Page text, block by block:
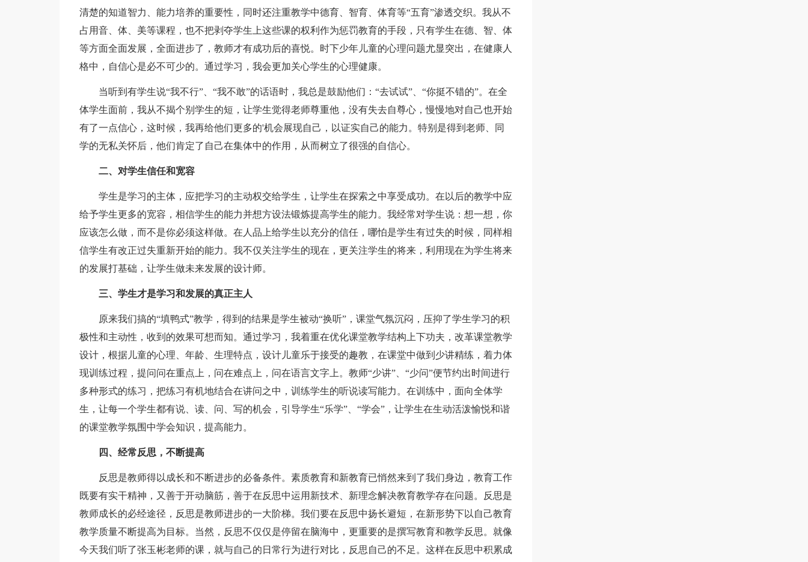
清楚的知道智力、能力培养的重要性，同时还注重教学中德育、智育、体育等“五育”渗透交织。我从不
占用音、体、美等课程，也不把剥夺学生上这些课的权利作为惩罚教育的手段，只有学生在德、智、体
等方面全面发展，全面进步了，教师才有成功后的喜悦。时下少年儿童的心理问题尤显突出，在健康人
格中，自信心是必不可少的。通过学习，我会更加关心学生的心理健康。
当听到有学生说“我不行”、“我不敢”的话语时，我总是鼓励他们：“去试试”、“你挺不错的”。在全
体学生面前，我从不揭个别学生的短，让学生觉得老师尊重他，没有失去自尊心，慢慢地对自己也开始
有了一点信心，这时候，我再给他们更多的'机会展现自己，以证实自己的能力。特别是得到老师、同
学的无私关怀后，他们肯定了自己在集体中的作用，从而树立了很强的自信心。
二、对学生信任和宽容
学生是学习的主体，应把学习的主动权交给学生，让学生在探索之中享受成功。在以后的教学中应
给予学生更多的宽容，相信学生的能力并想方设法锻炼提高学生的能力。我经常对学生说：想一想，你
应该怎么做，而不是你必须这样做。在人品上给学生以充分的信任，哪怕是学生有过失的时候，同样相
信学生有改正过失重新开始的能力。我不仅关注学生的现在，更关注学生的将来，利用现在为学生将来
的发展打基础，让学生做未来发展的设计师。
三、学生才是学习和发展的真正主人
原来我们搞的“填鸭式”教学，得到的结果是学生被动“换听”，课堂气氛沉闷，压抑了学生学习的积
极性和主动性，收到的效果可想而知。通过学习，我着重在优化课堂教学结构上下功夫，改革课堂教学
设计，根据儿童的心理、年龄、生理特点，设计儿童乐于接受的趣教，在课堂中做到少讲精练，着力体
现训练过程，提问问在重点上，问在难点上，问在语言文字上。教师“少讲”、“少问”便节约出时间进行
多种形式的练习，把练习有机地结合在讲问之中，训练学生的听说读写能力。在训练中，面向全体学
生，让每一个学生都有说、读、问、写的机会，引导学生“乐学”、“学会”，让学生在生动活泼愉悦和谐
的课堂教学氛围中学会知识，提高能力。
四、经常反思，不断提高
反思是教师得以成长和不断进步的必备条件。素质教育和新教育已悄然来到了我们身边，教育工作
既要有实干精神，又善于开动脑筋，善于在反思中运用新技术、新理念解决教育教学存在问题。反思是
教师成长的必经途径，反思是教师进步的一大阶梯。我们要在反思中扬长避短，在新形势下以自己教育
教学质量不断提高为目标。当然，反思不仅仅是停留在脑海中，更重要的是撰写教育和教学反思。就像
今天我们听了张玉彬老师的课，就与自己的日常行为进行对比，反思自己的不足。这样在反思中积累成